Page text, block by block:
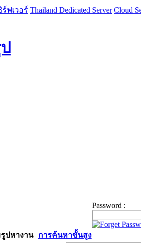
ร์ฟเวอร์ Thailand Dedicated Server Cloud
Password :
รูปหางาน
การค้นหาขั้นสูง